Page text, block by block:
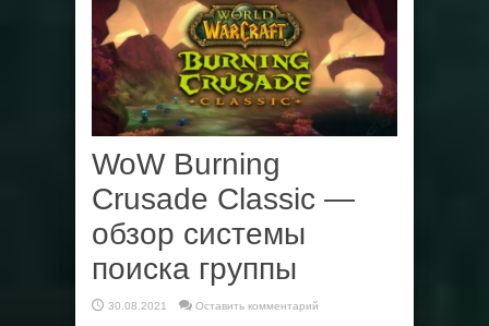
WoW Burning
Crusade Classic —
обзор системы
поиска группы
30.08.2021 Оставить комментарий